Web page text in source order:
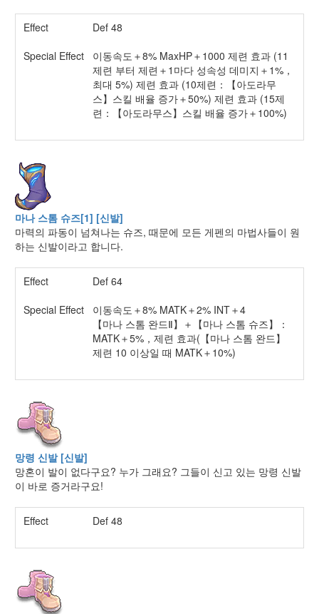
Effect
Def 48
Special Effect
이동속도＋8% MaxHP＋1000 제련 효과 (11
제련 부터 제련＋1마다 성속성 데미지＋1%，
최대 5%) 제련 효과 (10제련：【아도라무
스】스킬 배율 증가＋50%) 제련 효과 (15제
련：【아도라무스】스킬 배율 증가＋100%)
마나 스톰 슈즈[1] [신발]
마력의 파동이 넘쳐나는 슈즈, 때문에 모든 게펜의 마법사들이 원
하는 신발이라고 합니다.
Effect
Def 64
Special Effect
이동속도＋8% MATK＋2% INT＋4
【마나 스톰 완드Ⅱ】＋【마나 스톰 슈즈】：
MATK＋5%，제련 효과(【마나 스톰 완드】
제련 10 이상일 때 MATK＋10%)
망령 신발 [신발]
망혼이 발이 없다구요? 누가 그래요? 그들이 신고 있는 망령 신발
이 바로 증거라구요!
Effect Def 48